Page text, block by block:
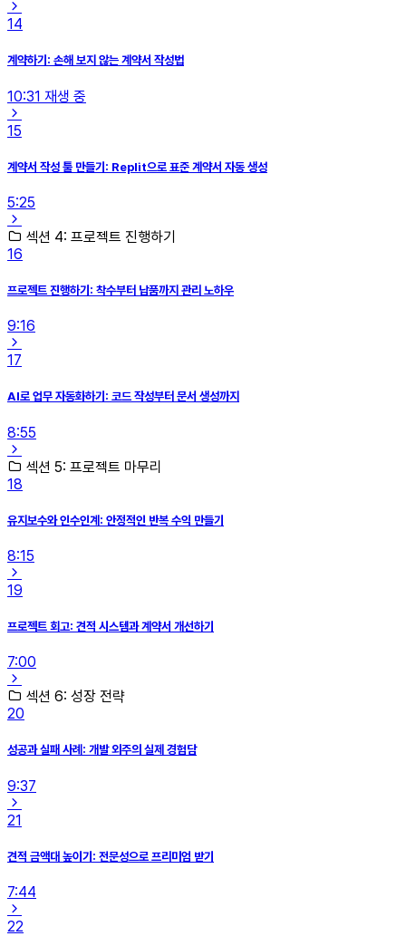
14
계약하기: 손해 보지 않는 계약서 작성법
10:31 재생 중
15
계약서 작성 툴 만들기: Replit으로 표준 계약서 자동 생성
5:25
섹션 4: 프로젝트 진행하기
16
프로젝트 진행하기: 착수부터 납품까지 관리 노하우
9:16
17
AI로 업무 자동화하기: 코드 작성부터 문서 생성까지
8:55
섹션 5: 프로젝트 마무리
18
유지보수와 인수인계: 안정적인 반복 수익 만들기
8:15
19
프로젝트 회고: 견적 시스템과 계약서 개선하기
7:00
섹션 6: 성장 전략
20
성공과 실패 사례: 개발 외주의 실제 경험담
9:37
21
견적 금액대 높이기: 전문성으로 프리미엄 받기
7:44
22